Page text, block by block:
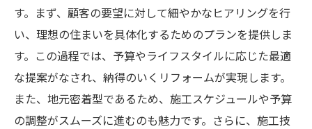
す。まず、顧客の要望に対して細やかなヒアリングを行
い、理想の住まいを具体化するためのプランを提供しま
す。この過程では、予算やライフスタイルに応じた最適
な提案がなされ、納得のいくリフォームが実現します。
また、地元密着型であるため、施工スケジュールや予算
の調整がスムーズに進むのも魅力です。さらに、施工技